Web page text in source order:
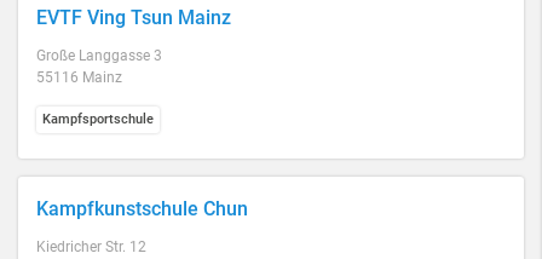
EVTF Ving Tsun Mainz
Große Langgasse 3
55116 Mainz
Kampfsportschule
Kampfkunstschule Chun
Kiedricher Str. 12